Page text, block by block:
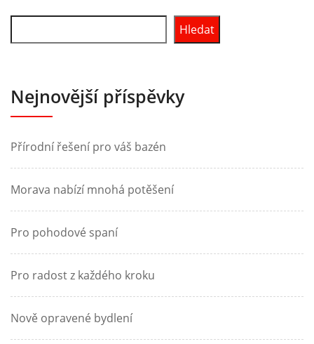
Hledat
Nejnovější příspěvky
Přírodní řešení pro váš bazén
Morava nabízí mnohá potěšení
Pro pohodové spaní
Pro radost z každého kroku
Nově opravené bydlení